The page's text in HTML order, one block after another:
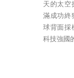
天的太空
滿成功終
球背面採
科技強國